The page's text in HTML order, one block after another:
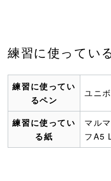
練習に使ってい
練習に使ってい
るペン
ユニ
練習に使ってい
る紙
マル
フA5